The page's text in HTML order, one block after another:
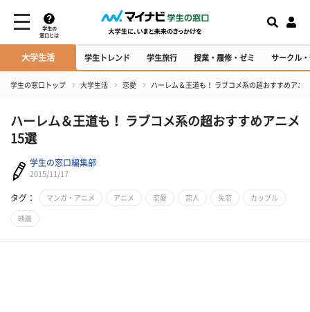
学生の
窓口とは
大学生活 学生トレンド 学生旅行 授業・履修・ゼミ サークル
学生の窓口トップ 大学生活 恋愛 ハーレム＆王道も！ ラブコメ系の超おすすめアニ
ハーレム＆王道も！ ラブコメ系の超おすすめアニメ
15選
学生の窓口編集部
2015/11/17
タグ： マンガ・アニメ アニメ 恋愛 恋人 失恋 カップル
映画